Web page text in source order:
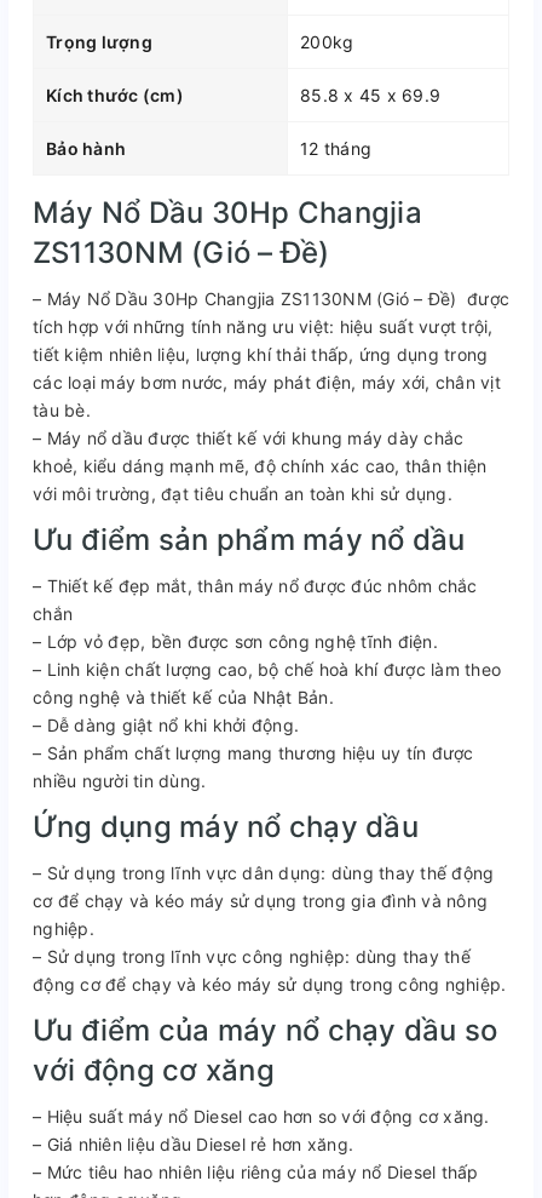
Trọng lượng 200kg
Kích thước (cm) 85.8 x 45 x 69.9
Bảo hành 12 tháng
Máy Nổ Dầu 30Hp Changjia
ZS1130NM (Gió – Đề)
– Máy Nổ Dầu 30Hp Changjia ZS1130NM (Gió – Đề) được
tích hợp với những tính năng ưu việt: hiệu suất vượt trội,
tiết kiệm nhiên liệu, lượng khí thải thấp, ứng dụng trong
các loại máy bơm nước, máy phát điện, máy xới, chân vịt
tàu bè.
– Máy nổ dầu được thiết kế với khung máy dày chắc
khoẻ, kiểu dáng mạnh mẽ, độ chính xác cao, thân thiện
với môi trường, đạt tiêu chuẩn an toàn khi sử dụng.
Ưu điểm sản phẩm máy nổ dầu
– Thiết kế đẹp mắt, thân máy nổ được đúc nhôm chắc
chắn
– Lớp vỏ đẹp, bền được sơn công nghệ tĩnh điện.
– Linh kiện chất lượng cao, bộ chế hoà khí được làm theo
công nghệ và thiết kế của Nhật Bản.
– Dễ dàng giật nổ khi khởi động.
– Sản phẩm chất lượng mang thương hiệu uy tín được
nhiều người tin dùng.
Ứng dụng máy nổ chạy dầu
– Sử dụng trong lĩnh vực dân dụng: dùng thay thế động
cơ để chạy và kéo máy sử dụng trong gia đình và nông
nghiệp.
– Sử dụng trong lĩnh vực công nghiệp: dùng thay thế
động cơ để chạy và kéo máy sử dụng trong công nghiệp.
Ưu điểm của máy nổ chạy dầu so
với động cơ xăng
– Hiệu suất máy nổ Diesel cao hơn so với động cơ xăng.
– Giá nhiên liệu dầu Diesel rẻ hơn xăng.
– Mức tiêu hao nhiên liệu riêng của máy nổ Diesel thấp